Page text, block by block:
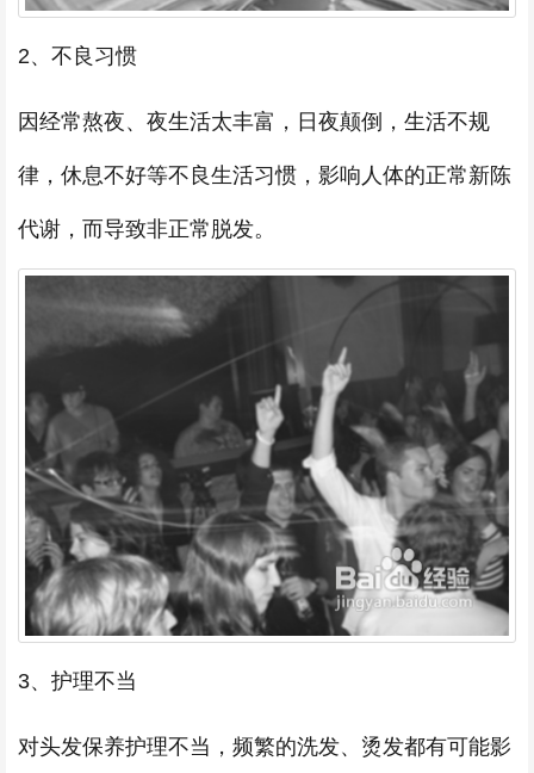
2、不良习惯
因经常熬夜、夜生活太丰富，日夜颠倒，生活不规
律，休息不好等不良生活习惯，影响人体的正常新陈
代谢，而导致非正常脱发。
3、护理不当
对头发保养护理不当，频繁的洗发、烫发都有可能影